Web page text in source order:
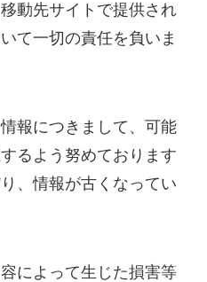
動先サイトで提供され
て一切の責任を負いま
報につきまして、可能
るよう努めております
、情報が古くなってい
によって生じた損害等